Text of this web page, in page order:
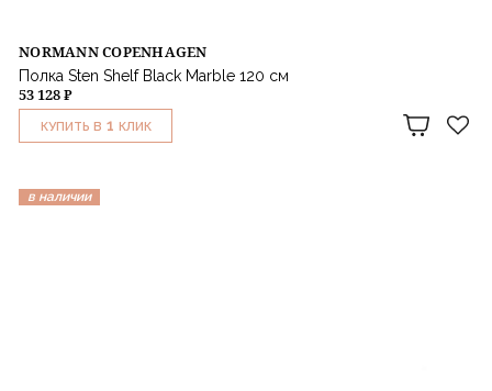
NORMANN COPENHAGEN
Полка Sten Shelf Black Marble 120 см
53 128 ₽
КУПИТЬ В 1 КЛИК
в наличии